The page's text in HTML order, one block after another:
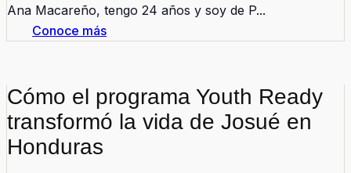
Ana Macareño, tengo 24 años y soy de P...
Conoce más
Cómo el programa Youth Ready
transformó la vida de Josué en
Honduras